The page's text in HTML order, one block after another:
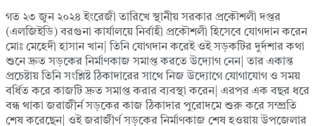
গত ২৩ জুন ২০২৪ ইংরেজী তারিখে স্থানীয় সরকার প্রকৌশলী দপ্তর
(এলজিইডি) বরগুনা কার্যালয়ে নির্বাহী প্রকৌশলী হিসেবে যোগদান করেন
মোঃ মেহেদী হাসান খান| তিনি যোগদান করেই ওই সড়কটির দুর্দশার কথা
শুনে দ্রুত সড়কের নির্মাণকাজ সমাপ্ত করতে উদ্যোগ নেন| তার একান্ত
প্রচেষ্টায় তিনি সংশ্লিষ্ট ঠিকাদারের সাথে নিজ উদ্যোগে যোগাযোগ ও সময়
বর্ধিত করে কাজটি দ্রুত সমাপ্ত করার ব্যবস্থা করেন| এরপর এক বছর ধরে
বন্ধ থাকা জরাজীর্ন সড়কের কাজ ঠিকাদার পুরোদমে শুরু করে সম্প্রতি
শেষ করেছেন| ওই জরাজীর্ণ সড়কের নির্মাণকাজ শেষ হওয়ায় উপজেলার